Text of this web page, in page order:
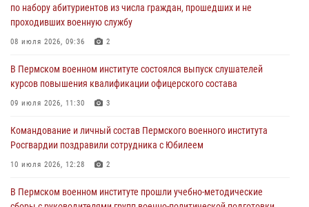
10 июля 2026, 14:30 8
Командование и личный состав Пермского военного института
10 июля 2026, 12:28 2
В Пермском военном институте состоялся выпуск слушателей
09 июля 2026, 11:30 3
В Пермском военном институте начала работу приемная комиссия
проходивших военную службу
по набору абитуриентов из числа граждан, прошедших и не
проходивших военную службу
08 июля 2026, 09:36 2
В Пермском военном институте состоялся выпуск слушателей
курсов повышения квалификации офицерского состава
09 июля 2026, 11:30 3
Командование и личный состав Пермского военного института
Росгвардии поздравили сотрудника с Юбилеем
10 июля 2026, 12:28 2
В Пермском военном институте прошли учебно-методические